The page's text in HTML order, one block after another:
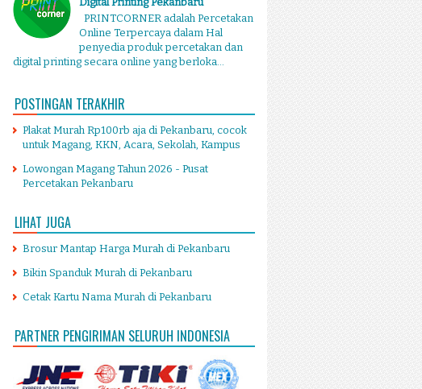
PRINTCORNER adalah Percetakan
Online Terpercaya dalam Hal
penyedia produk percetakan dan
digital printing secara online yang berloka...
POSTINGAN TERAKHIR
Plakat Murah Rp100rb aja di Pekanbaru, cocok
untuk Magang, KKN, Acara, Sekolah, Kampus
Lowongan Magang Tahun 2026 - Pusat
Percetakan Pekanbaru
LIHAT JUGA
Brosur Mantap Harga Murah di Pekanbaru
Bikin Spanduk Murah di Pekanbaru
Cetak Kartu Nama Murah di Pekanbaru
PARTNER PENGIRIMAN SELURUH INDONESIA